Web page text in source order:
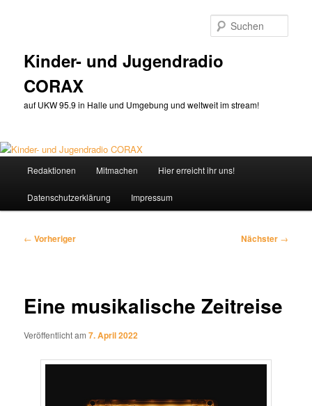
Kinder- und Jugendradio
CORAX
auf UKW 95.9 in Halle und Umgebung und weltweit im stream!
Redaktionen Mitmachen Hier erreicht ihr uns!
Datenschutzerklärung Impressum
Beitragsnavigation
← Vorheriger Nächster →
Eine musikalische Zeitreise
Veröffentlicht am7. April 2022